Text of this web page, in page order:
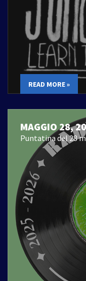
READ MORE »
MAGGIO 28,
Puntatina del 28